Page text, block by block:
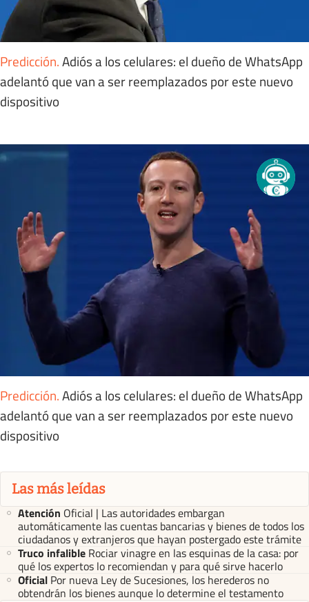
Predicción.Adiós a los celulares: el dueño de WhatsApp
adelantó que van a ser reemplazados por este nuevo
dispositivo
Predicción.Adiós a los celulares: el dueño de WhatsApp
adelantó que van a ser reemplazados por este nuevo
dispositivo
Las más leídas
Atención Oficial | Las autoridades embargan
automáticamente las cuentas bancarias y bienes de todos los
ciudadanos y extranjeros que hayan postergado este trámite
Truco infalible Rociar vinagre en las esquinas de la casa: por
qué los expertos lo recomiendan y para qué sirve hacerlo
Oficial Por nueva Ley de Sucesiones, los herederos no
obtendrán los bienes aunque lo determine el testamento